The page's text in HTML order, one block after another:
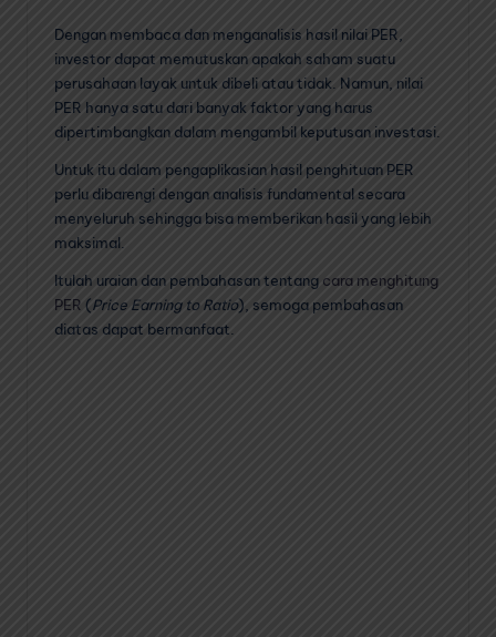
Dengan membaca dan menganalisis hasil nilai PER,
investor dapat memutuskan apakah saham suatu
perusahaan layak untuk dibeli atau tidak. Namun, nilai
PER hanya satu dari banyak faktor yang harus
dipertimbangkan dalam mengambil keputusan investasi.
Untuk itu dalam pengaplikasian hasil penghituan PER
perlu dibarengi dengan analisis fundamental secara
menyeluruh sehingga bisa memberikan hasil yang lebih
maksimal.
Itulah uraian dan pembahasan tentang cara menghitung
PER (Price Earning to Ratio), semoga pembahasan
diatas dapat bermanfaat.